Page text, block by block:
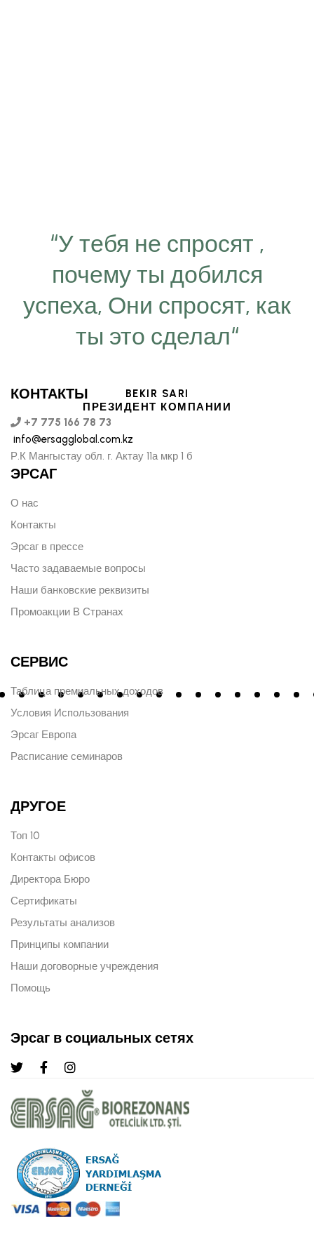
“У тебя не спросят ,
почему ты добился
успеха, Они спросят, как
ты это сделал“
BEKIR SARI
ПРЕЗИДЕНТ КОМПАНИИ
КОНТАКТЫ
+7 775 166 78 73
info@ersagglobal.com.kz
Р.К Мангыстау обл. г. Актау 11а мкр 1 б
ЭРСАГ
О нас
Контакты
Эрсаг в прессе
Часто задаваемые вопросы
Наши банковские реквизиты
Промоакции В Странах
СЕРВИС
Таблица премиальных доходов
Условия Использования
Эрсаг Европа
Расписание семинаров
ДРУГОЕ
Топ 10
Контакты офисов
Директора Бюро
Сертификаты
Результаты анализов
Принципы компании
Наши договорные учреждения
Помощь
Эрсаг в социальных сетях